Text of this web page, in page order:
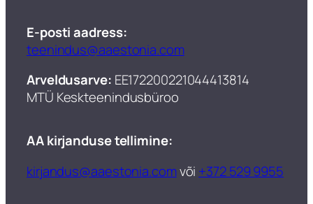
E-posti aadress:
teenindus@aaestonia.com
Arveldusarve: EE172200221044413814
MTÜ Keskteenindusbüroo​
AA kirjanduse tellimine:
kirjandus@aaestonia.comvõi +372 529 9955